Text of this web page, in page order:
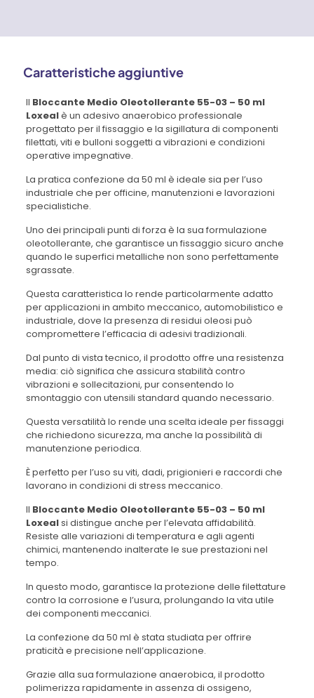
Caratteristiche aggiuntive
Il Bloccante Medio Oleotollerante 55-03 – 50 ml
Loxealè un adesivo anaerobico professionale
progettato per il fissaggio e la sigillatura di componenti
filettati, viti e bulloni soggetti a vibrazioni e condizioni
operative impegnative.
La pratica confezione da 50 ml è ideale sia per l’uso
industriale che per officine, manutenzioni e lavorazioni
specialistiche.
Uno dei principali punti di forza è la sua formulazione
oleotollerante, che garantisce un fissaggio sicuro anche
quando le superfici metalliche non sono perfettamente
sgrassate.
Questa caratteristica lo rende particolarmente adatto
per applicazioni in ambito meccanico, automobilistico e
industriale, dove la presenza di residui oleosi può
compromettere l’efficacia di adesivi tradizionali.
Dal punto di vista tecnico, il prodotto offre una resistenza
media: ciò significa che assicura stabilità contro
vibrazioni e sollecitazioni, pur consentendo lo
smontaggio con utensili standard quando necessario.
Questa versatilità lo rende una scelta ideale per fissaggi
che richiedono sicurezza, ma anche la possibilità di
manutenzione periodica.
È perfetto per l’uso su viti, dadi, prigionieri e raccordi che
lavorano in condizioni di stress meccanico.
Il Bloccante Medio Oleotollerante 55-03 – 50 ml
Loxealsi distingue anche per l’elevata affidabilità.
Resiste alle variazioni di temperatura e agli agenti
chimici, mantenendo inalterate le sue prestazioni nel
tempo.
In questo modo, garantisce la protezione delle filettature
contro la corrosione e l’usura, prolungando la vita utile
dei componenti meccanici.
La confezione da 50 ml è stata studiata per offrire
praticità e precisione nell’applicazione.
Grazie alla sua formulazione anaerobica, il prodotto
polimerizza rapidamente in assenza di ossigeno,